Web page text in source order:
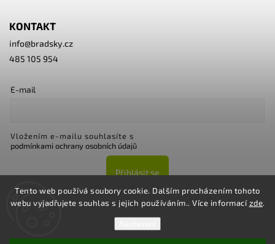
Tento web používá soubory cookie. Dalším procházením tohoto
webu vyjadřujete souhlas s jejich používáním.. Více informacízde.
KONTAKT
info@bradsky.cz
485 105 954
E-mail
Vložením e-mailu souhlasíte s
podmínkami ochrany osobních údajů
Přihlásit se